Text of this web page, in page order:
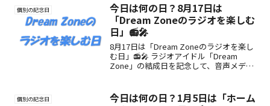
個別の記念日
今日は何の日？8月17日は
「Dream Zoneのラジオを楽しむ
日」📻🎤
8月17日は「Dream Zoneのラジオを楽し
む日」📻🎤 ラジオアイドル「Dream
Zone」の結成日を記念して、音声メディ
個別の記念日
今日は何の日？1月5日は「ホーム